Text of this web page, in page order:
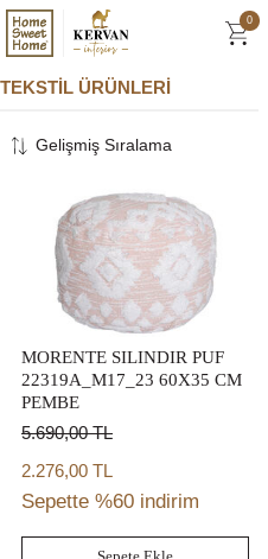
0
ÜRÜNLERİ
MORENTE SILINDIR PUF
22319A_M17_23 60X35 CM
PEMBE
5.690,00TL
2.276,00 TL
Sepette %60 indirim